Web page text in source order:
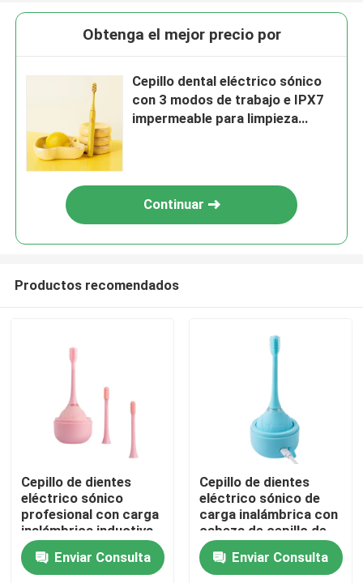
En casa
Productos
Los vídeos
Obtenga el mejor precio por
Cepillo dental eléctrico sónico
con 3 modos de trabajo e IPX7
impermeable para limpieza
Continuar
Productos recomendados
Cepillo de dientes
eléctrico sónico
profesional con carga
inalámbrica inductiva
IPX7 cepillo de
dientes eléctrico a
prueba de agua
Enviar Consulta
Cepillo de dientes
eléctrico sónico de
carga inalámbrica con
cabeza de cepillo de
silicona 3D y
temporizador
inteligente
Enviar Consulta